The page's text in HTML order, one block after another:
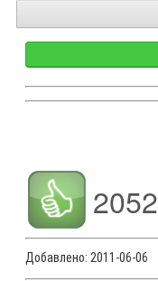
2052
Добавлено: 2011-06-06